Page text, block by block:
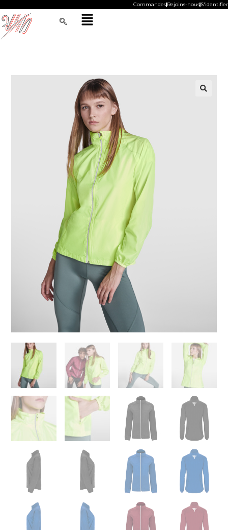
Commandes Rejoins-nous S'identifier